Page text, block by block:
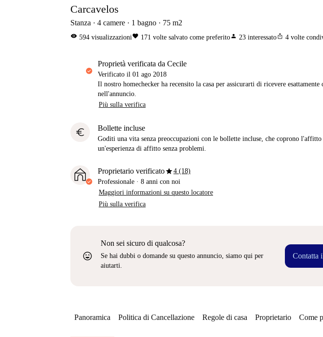
Carcavelos
Stanza 4 camere 1 bagno 75 m2
visibility 594 visualizzazionifavorite 171 volte salvato come preferitoperson 23 interessatoios_share 4 volte
proprietà verificata da Cecile
Verificato il 01 ago 2018
Il nostro homechecker ha recensito la casa per assicurarti di ricevere esattamente
nell'annuncio.
Più sulla verifica
euro Bollette incluse
Goditi una vita senza preoccupazioni con le bollette incluse, che coprono l'affitto
un'esperienza di affitto senza problemi.
Proprietario verificatostar4 (18)
Professionale · 8 anni con noi
Maggiori informazioni su questo locatore
Più sulla verifica
sentiment_very_satisfied
Non sei sicuro di qualcosa?
Se hai dubbi o domande su questo annuncio, siamo qui per
aiutarti.
Contatta
Panoramica Politica di Cancellazione Regole di casa Proprietario Come